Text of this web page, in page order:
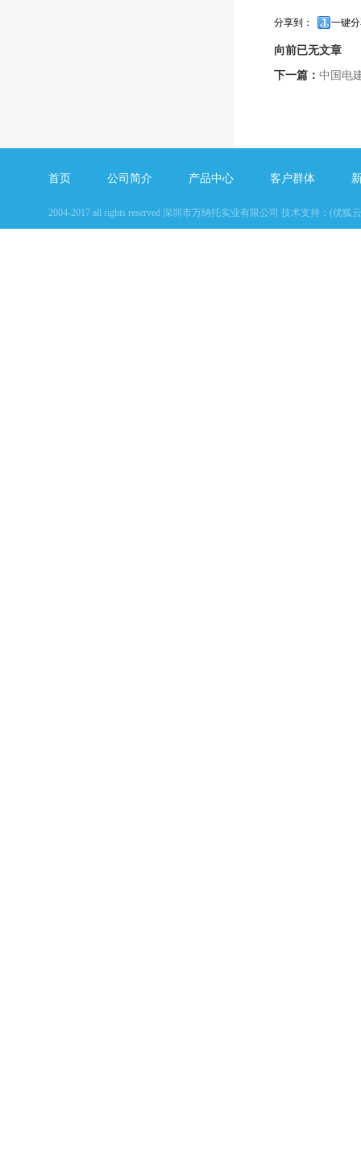
分享到： 一键
向前已无文章
下一篇： 中国电
首页 公司简介 产品中心 客户群体
2004-2017 all rights reserved 深圳市万纳托实业有限公司 技术支持： (优狐